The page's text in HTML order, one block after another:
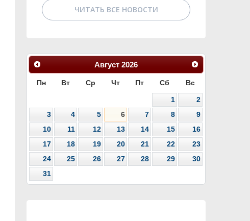
ЧИТАТЬ ВСЕ НОВОСТИ
Август 2026
Пн Вт Ср Чт Пт Сб Вс
1
2
3
4 5 6 7 8
9
10
11 12 13 14 15
16
17
18 19 20 21 22
23
24
25 26 27 28 29
30
31